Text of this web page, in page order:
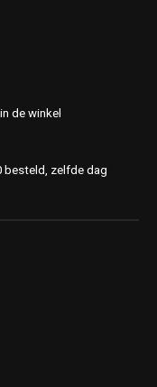
de winkel
besteld, zelfde dag